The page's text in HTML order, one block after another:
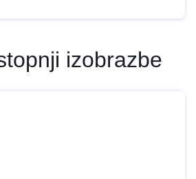
izobrazbe